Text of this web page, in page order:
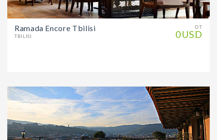
ОТ
0USD
Ramada Encore Tbilisi
TBILISI